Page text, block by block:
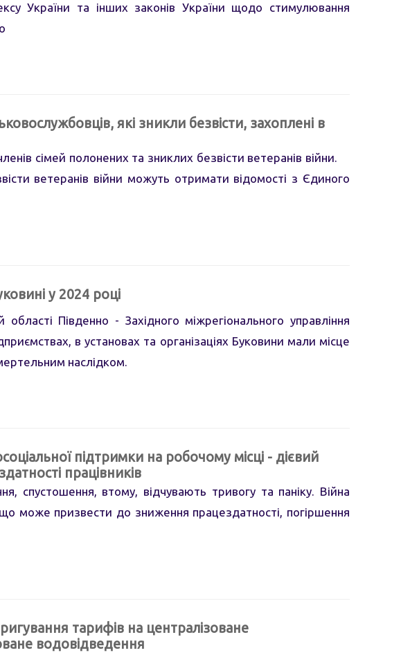
України та інших законів України щодо стимулювання
які зникли безвісти, захоплені в
сімей полонених та зниклих безвісти ветеранів війни.
ветеранів війни можуть отримати відомості з Єдиного
у 2024 році
області Південно - Західного міжрегіонального управління
в установах та організаціях Буковини мали місце
наслідком.
підтримки на робочому місці - дієвий
працівників
втому, відчувають тривогу та паніку. Війна
може призвести до зниження працездатності, погіршення
тарифів на централізоване
водовідведення